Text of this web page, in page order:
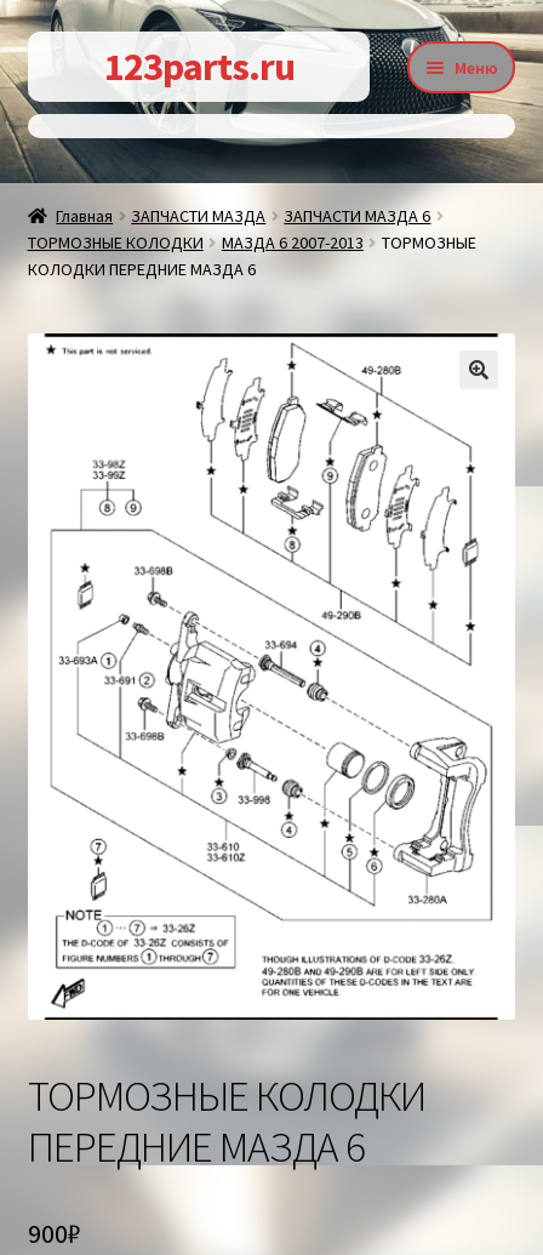
Перейти
к
навигации
Перейти
к
содержимому
123parts.ru Меню
Контакты
Статьи
Доставка и оплата
Корзина
Главная ЗАПЧАСТИ МАЗДА
ЗАПЧАСТИ МАЗДА 6
ТОРМОЗНЫЕ КОЛОДКИ
МАЗДА 6 2007-2013
ТОРМОЗНЫЕ
КОЛОДКИ ПЕРЕДНИЕ МАЗДА 6
ТОРМОЗНЫЕ КОЛОДКИ
ПЕРЕДНИЕ МАЗДА 6
900₽